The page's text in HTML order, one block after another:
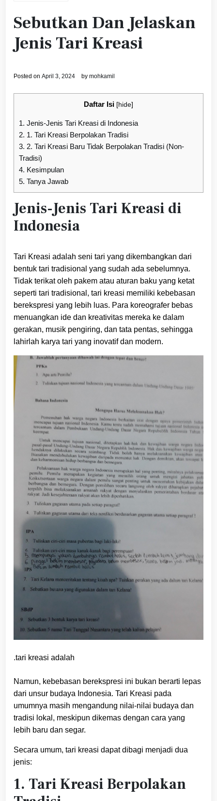
Sebutkan Dan Jelaskan
Jenis Tari Kreasi
Posted on April 3, 2024 by mohkamil
Daftar Isi [hide]
1. Jenis-Jenis Tari Kreasi di Indonesia
2. 1. Tari Kreasi Berpolakan Tradisi
3. 2. Tari Kreasi Baru Tidak Berpolakan Tradisi (Non-
Tradisi)
4. Kesimpulan
5. Tanya Jawab
Jenis-Jenis Tari Kreasi di
Indonesia
Tari Kreasi adalah seni tari yang dikembangkan dari
bentuk tari tradisional yang sudah ada sebelumnya.
Tidak terikat oleh pakem atau aturan baku yang ketat
seperti tari tradisional, tari kreasi memiliki kebebasan
berekspresi yang lebih luas. Para koreografer bebas
menuangkan ide dan kreativitas mereka ke dalam
gerakan, musik pengiring, dan tata pentas, sehingga
lahirlah karya tari yang inovatif dan modern.
.tari kreasi adalah
Namun, kebebasan berekspresi ini bukan berarti lepas
dari unsur budaya Indonesia. Tari Kreasi pada
umumnya masih mengandung nilai-nilai budaya dan
tradisi lokal, meskipun dikemas dengan cara yang
lebih baru dan segar.
Secara umum, tari kreasi dapat dibagi menjadi dua
jenis:
1. Tari Kreasi Berpolakan